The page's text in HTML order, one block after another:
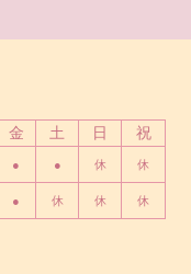
金 土 日 祝
● ● 休 休
● 休 休 休